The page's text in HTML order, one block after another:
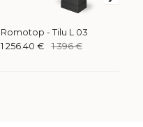
Romotop - Tilu L 03
1 256.40 € 1 396 €